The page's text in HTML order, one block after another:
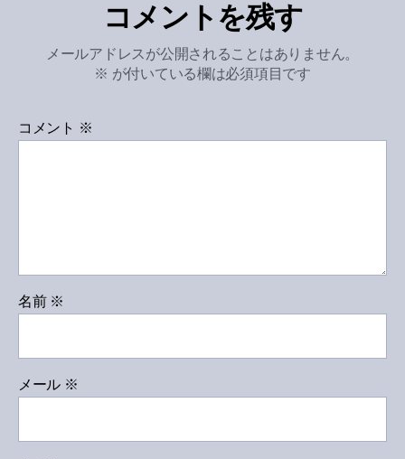
コメントを残す
メールアドレスが公開されることはありません。
※ が付いている欄は必須項目です
コメント ※
名前 ※
メール ※